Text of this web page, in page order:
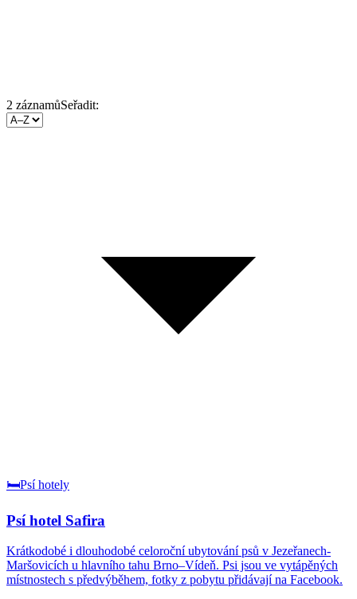
2 záznamůSeřadit:
🛏️Psí hotely
Psí hotel Safira
Krátkodobé i dlouhodobé celoroční ubytování psů v Jezeřanech-
Maršovicích u hlavního tahu Brno–Vídeň. Psi jsou ve vytápěných
místnostech s předvýběhem, fotky z pobytu přidávají na Facebook.